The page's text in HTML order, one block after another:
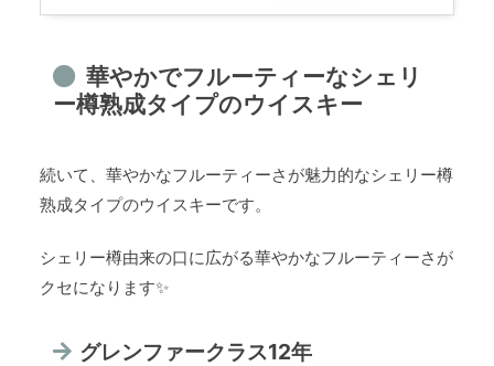
華やかでフルーティーなシェリ
ー樽熟成タイプのウイスキー
続いて、華やかなフルーティーさが魅力的なシェリー樽
熟成タイプのウイスキーです。
シェリー樽由来の口に広がる華やかなフルーティーさが
クセになります✨
グレンファークラス12年